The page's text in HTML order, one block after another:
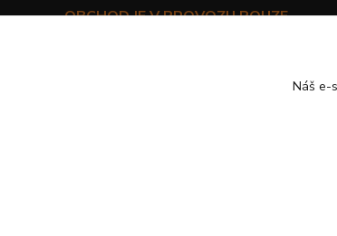
OBCHOD JE V PROVOZU POUZE
Náš e-